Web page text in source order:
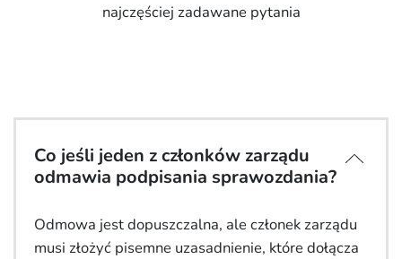
najczęściej zadawane pytania
Co jeśli jeden z członków zarządu
odmawia podpisania sprawozdania?
Odmowa jest dopuszczalna, ale członek zarządu
musi złożyć pisemne uzasadnienie, które dołącza